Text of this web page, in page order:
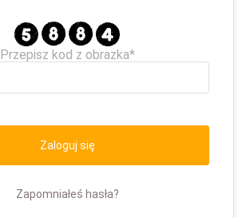
Przepisz kod z obrazka*
Zaloguj się
Zapomniałeś hasła?